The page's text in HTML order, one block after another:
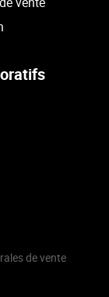
de vente